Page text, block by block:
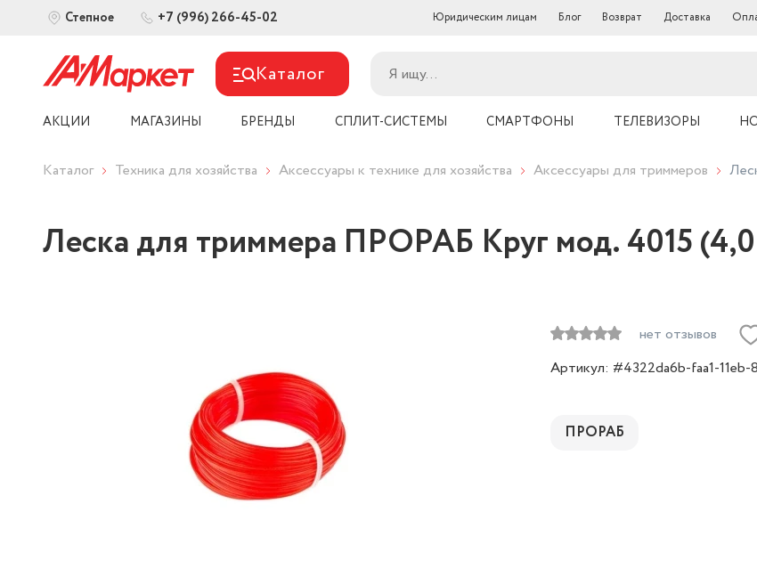
Степное +7 (996) 266-45-02 Юридическим лицам Блог Возврат Доставка
Каталог
АКЦИИ МАГАЗИНЫ БРЕНДЫ СПЛИТ-СИСТЕМЫ СМАРТФОНЫ ТЕЛЕВИЗОРЫ
Каталог Техника для хозяйства Аксессуары к технике для хозяйства Аксессуары для триммеров
Леска для триммера ПРОРАБ Круг мод. 4015
нет отзывов
Артикул: #4322da6b-faa1-11eb-
ПРОРАБ